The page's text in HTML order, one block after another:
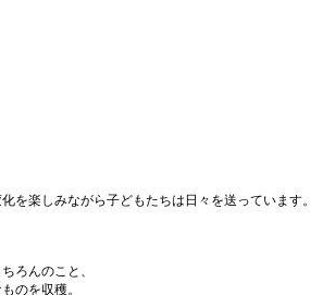
を楽しみながら子どもたちは日々を送っています。
ろんのこと、
のを収穫。